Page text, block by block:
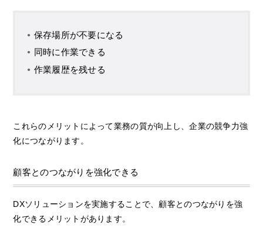
保存場所が不要になる
同時に作業できる
作業履歴を残せる
これらのメリットによって業務の質が向上し、企業の競争力強
化につながります。
顧客とのつながりを強化できる
DXソリューションを実施することで、顧客とのつながりを強
化できるメリットがあります。